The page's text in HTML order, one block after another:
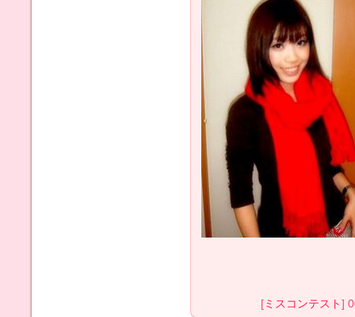
[ ミスコンテスト ]